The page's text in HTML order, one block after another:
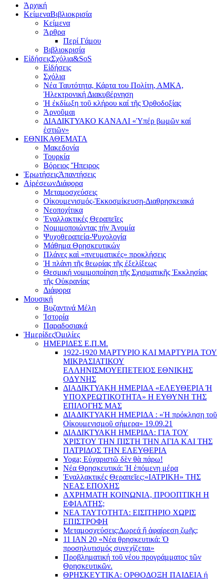
Ἀρχική
ΚείμεναΒιβλιοκρισία
Κείμενα
Άρθρα
Περί Γάμου
Βιβλιοκρισία
ΕἰδήσειςΣχόλια&SoS
Εἰδήσεις
Σχόλια
Νέα Ταυτότητα, Κάρτα του Πολίτη, ΑΜΚΑ,
Ἠλεκτρονική Διακυβέρνηση
Ἡ ἐκδίωξη τοῦ κλήρου καί τῆς Ὀρθοδοξίας
Ἀρνοῦμαι
ΔΙΑΔΙΚΤΥΑΚΟ ΚΑΝΑΛΙ «Ὑπέρ βωμῶν καί
ἑστιῶν»
ΕΘΝΙΚΑΘΕΜΑΤΑ
Μακεδονία
Τουρκία
Βόρειος Ἤπειρος
ἘρωτήσειςἈπαντήσεις
ΑἱρέσεωνΔιάφορα
Μεταμοσχεύσεις
Οἰκουμενισμός-Ἐκκοσμίκευση-Διαθρησκειακά
Νεοποχίτικα
Ἐναλλακτικές Θεραπεῖες
Νομιμοποιώντας τήν Ἀνομία
Ψυχοθεραπεία-Ψυχολογία
Μάθημα Θρησκευτικών
Πλάνες καὶ «πνευματικές» προκλήσεις
Ἡ πλάνη τῆς θεωρίας τῆς ἐξελίξεως
Θεσμική νομιμοποίηση τῆς Σχισματικῆς Ἐκκλησίας
τῆς Οὐκρανίας
Διάφορα
Μουσική
Βυζαντινά Μέλη
Ἰστορία
Παραδοσιακά
ἩμερίδεςὉμιλίες
ΗΜΕΡΙΔΕΣ Ε.Π.Μ.
1922-1920 ΜΑΡΤΥΡΙΟ ΚΑI ΜΑΡΤΥΡIΑ ΤΟΥ
ΜΙΚΡΑΣΙΑΤΙΚΟΥ
EΛΛΗΝΙΣΜΟΥEΠEΤΕΙΟΣ EΘΝΙΚHΣ
O∆YΝΗΣ
ΔΙΑΔΙΚΤΥΑΚΗ ΗΜΕΡΙΔΑ «EΛΕΥΘΕΡΙΑ Ή
YΠΟΧΡΕΩΤΙΚΟΤΗΤΑ» Η ΕΥΘΥΝΗ ΤΗΣ
EΠΙΛΟΓΗΣ ΜΑΣ
ΔΙΑΔΙΚΤΥΑΚΗ ΗΜΕΡΙΔΑ : «Ἡ πρόκληση τοῦ
Οἰκουμενισμοῦ σήμερα» 19.09.21
ΔΙΑΔΙΚΤΥΑΚΗ ΗΜΕΡΙΔΑ: ΓΙΑ ΤΟΥ
ΧΡΙΣΤΟΥ ΤΗΝ ΠΙΣΤΗ ΤΗΝ ΑΓΙΑ ΚΑΙ ΤΗΣ
ΠΑΤΡΙΔΟΣ ΤΗΝ ΕΛΕΥΘΕΡΙΑ
Yoga; Εὐχαριστῶ δὲν θὰ πάρω!
Νέα Θρησκευτικά: Ἡ ἑπόμενη μέρα
Ἐναλλακτικές Θεραπεῖες:«ΙΑΤΡΙΚΗ» ΤΗΣ
ΝΕΑΣ ΕΠΟΧΗΣ
ΑΧΡΗΜΑΤΗ ΚΟΙΝΩΝΙΑ, ΠΡΟΟΠΤΙΚΗ Η
ΕΦΙΑΛΤΗΣ;
ΝΕΑ ΤΑΥΤΟΤΗΤΑ: ΕΙΣΙΤΗΡΙΟ ΧΩΡΙΣ
ΕΠΙΣΤΡΟΦΗ
Μεταμοσχεύσεις:Δωρεά ἤ ἀφαίρεση ζωῆς;
11 ΙΑΝ 20 «Νέα θρησκευτικά: Ὁ
προσηλυτισμός συνεχίζεται»
Προβληματική τοῦ νέου προγράμματος τῶν
Θρησκευτικῶν.
ΘΡΗΣΚΕΥΤΙΚΑ: ΟΡΘΟΔΟΞΗ ΠΑΙΔΕΙΑ ή